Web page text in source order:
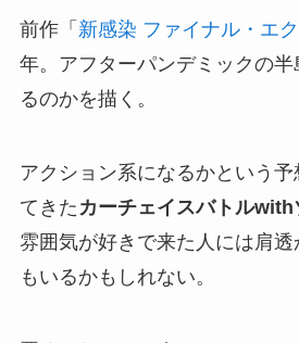
前作「 新感染 ファイナル・エ
年。アフターパンデミックの
るのかを描く。
アクション系になるかという予
てきた カーチェイスバトルwith
雰囲気が好きで来た人には肩透
もいるかもしれない。